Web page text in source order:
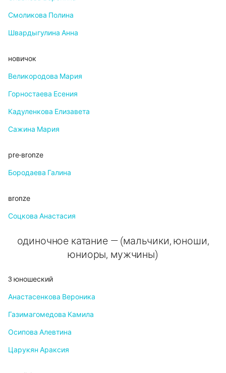
Смоликова Полина
Швардыгулина Анна
новичок
Великородова Мария
Горностаева Есения
Кадуленкова Елизавета
Сажина Мария
рrе-вrоnzе
Бородаева Галина
вrоnzе
Соцкова Анастасия
одиночное катание — (мальчики, юноши,
юниоры, мужчины)
3 юношеский
Анастасенкова Вероника
Газимагомедова Камила
Осипова Алевтина
Царукян Араксия